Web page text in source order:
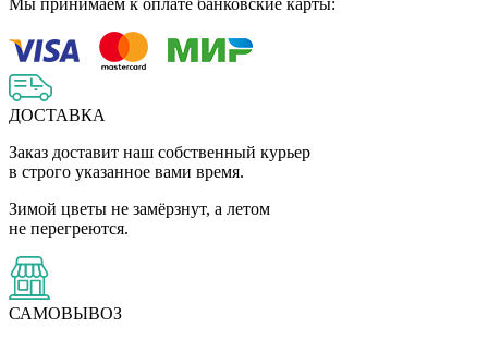
ДОСТАВКА
Заказ доставит наш собственный курьер
в строго указанное вами время.
Зимой цветы не замёрзнут, а летом
не перегреются.
САМОВЫВОЗ